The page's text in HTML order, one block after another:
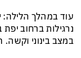
עוד במהלך הלילה:
נרגילות ברחוב
במצב בינוני וקשה.